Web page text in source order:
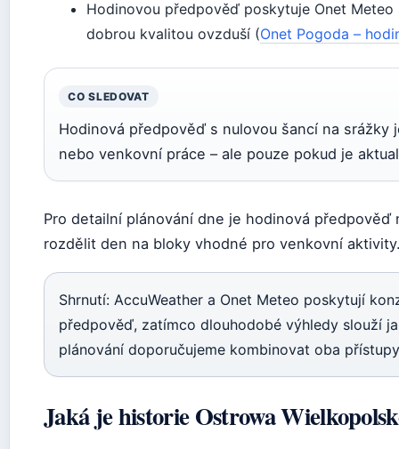
Hodinovou předpověď poskytuje Onet Meteo
dobrou kvalitou ovzduší (Onet Pogoda –
CO SLEDOVAT
Hodinová předpověď s nulovou šancí na
nebo venkovní práce – ale pouze pokud je
Pro detailní plánování dne je hodinová předpověď
rozdělit den na bloky vhodné pro venkovní
Shrnutí: AccuWeather a Onet Meteo poskytují
předpověď, zatímco dlouhodobé výhledy slouží
plánování doporučujeme kombinovat oba
Jaká je historie Ostrowa